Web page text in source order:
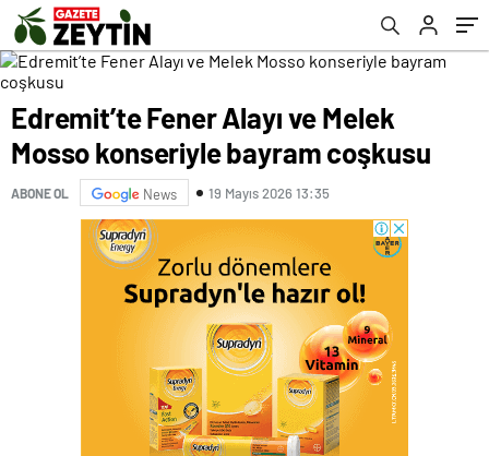
Edremit’te Fener Alayı ve Melek
Mosso konseriyle bayram coşkusu
ABONE OL News 19 Mayıs 2026 13:35